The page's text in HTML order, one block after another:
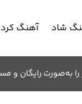
شاد آهنگ
به‌صورت رایگان و